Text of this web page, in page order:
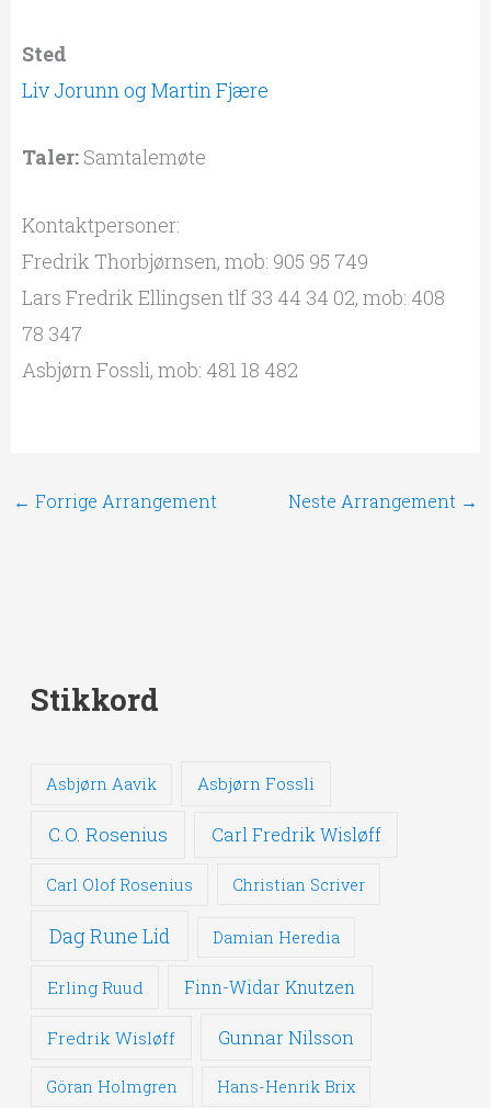
Sted
Liv Jorunn og Martin Fjære
Taler:Samtalemøte
Kontaktpersoner:
Fredrik Thorbjørnsen, mob: 905 95 749
Lars Fredrik Ellingsen tlf 33 44 34 02, mob: 408
78 347
Asbjørn Fossli, mob: 481 18 482
← Forrige Arrangement Neste Arrangement →
Stikkord
Asbjørn Aavik Asbjørn Fossli
C.O. Rosenius Carl Fredrik Wisløff
Carl Olof Rosenius Christian Scriver
Dag Rune Lid Damian Heredia
Erling Ruud Finn-Widar Knutzen
Fredrik Wisløff Gunnar Nilsson
Göran Holmgren Hans-Henrik Brix